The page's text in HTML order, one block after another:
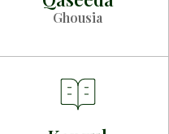
Ghousia